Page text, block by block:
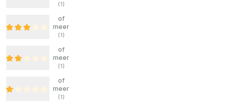
(1)
of
meer
(1)
of
meer
(1)
of
meer
(1)